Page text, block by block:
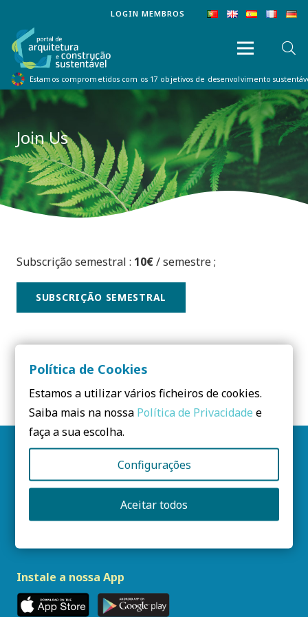
LOGIN MEMBROS
Estamos comprometidos com os 17 objetivos de desenvolvimento
Join Us
Subscrição semestral : 10€/ semestre ;
Instale a nossa App
Política de Cookies
Estamos a utilizar vários ficheiros de cookies.
Saiba mais na nossa Política de Privacidade e
faça a sua escolha.
Configurações
Aceitar todos